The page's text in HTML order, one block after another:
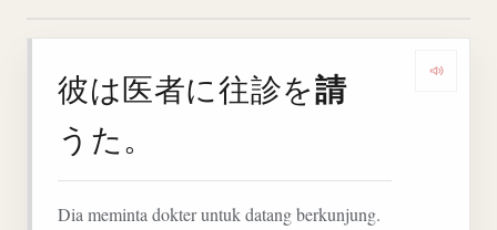
彼は医者に往診を請
うた。
Dia meminta dokter untuk datang berkunjung.